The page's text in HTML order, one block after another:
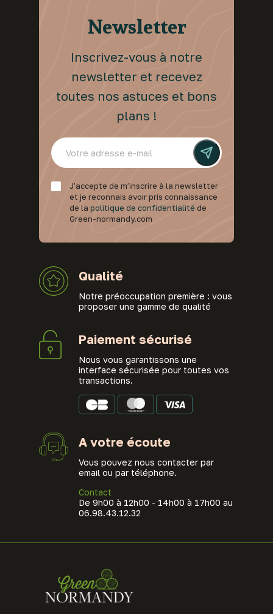
Newsletter
Inscrivez-vous à notre
newsletter et recevez
toutes nos astuces et bons
plans !
J’accepte de m’inscrire à la newsletter
et je reconnais avoir pris connaissance
de la politique de confidentialité de
Green-normandy.com
Qualité
Notre préoccupation première : vous
proposer une gamme de qualité
Paiement sécurisé
Nous vous garantissons une
interface sécurisée pour toutes vos
transactions.
A votre écoute
Vous pouvez nous contacter par
email ou par téléphone.
Contact
De 9h00 à 12h00 - 14h00 à 17h00 au
06.98.43.12.32